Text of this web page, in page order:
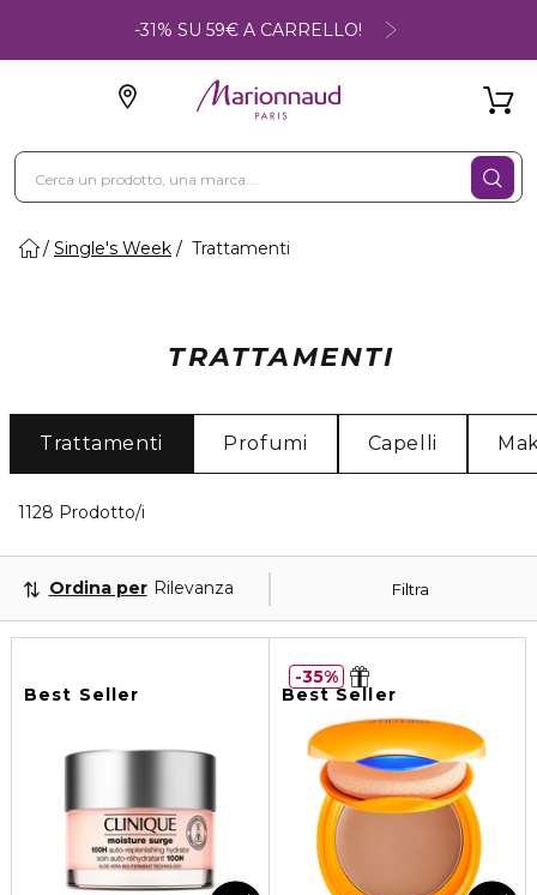
-31% SU 59€ A CARRELLO!
Single's Week Trattamenti
TRATTAMENTI
Trattamenti Profumi Capelli
1128 Prodotto/i
Filtra
Ordina per Rilevanza
Best Seller Best Seller
35%